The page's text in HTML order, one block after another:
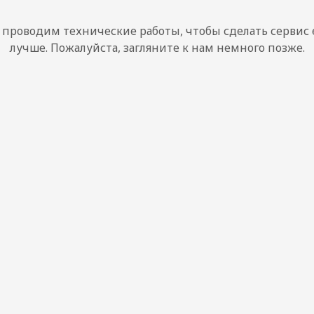
технические работы, чтобы сделать сервис
лучше. Пожалуйста, загляните к нам немного позже.